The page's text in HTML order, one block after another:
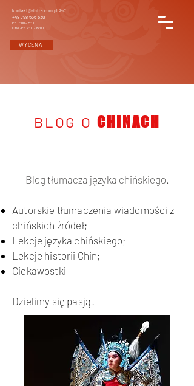
kontakt@sintra.com.pl 24/7
+48 798 536 630
Pn. 7:00 - 15:00
Czw.-Pt. 7:00 - 15:00
WYCENA
BLOG O CHINACH
Blog tłumacza języka chińskiego.
Autorskie tłumaczenia wiadomości z
chińskich źródeł;
Lekcje języka chińskiego;
Lekcje historii Chin;
Ciekawostki
Dzielimy się pasją!